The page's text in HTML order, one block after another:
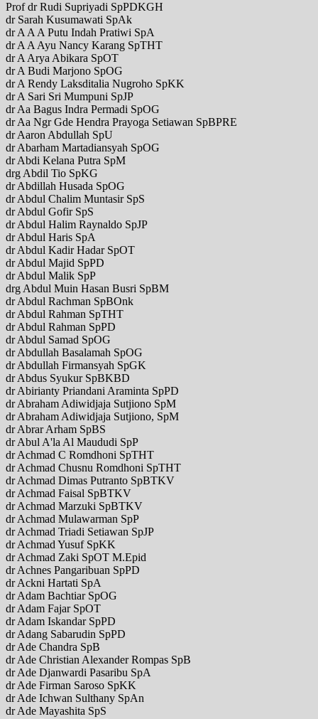
Prof dr Rudi Supriyadi SpPDKGH
dr Sarah Kusumawati SpAk
dr A A A Putu Indah Pratiwi SpA
dr A A Ayu Nancy Karang SpTHT
dr A Arya Abikara SpOT
dr A Budi Marjono SpOG
dr A Rendy Laksditalia Nugroho SpKK
dr A Sari Sri Mumpuni SpJP
dr Aa Bagus Indra Permadi SpOG
dr Aa Ngr Gde Hendra Prayoga Setiawan SpBPRE
dr Aaron Abdullah SpU
dr Abarham Martadiansyah SpOG
dr Abdi Kelana Putra SpM
drg Abdil Tio SpKG
dr Abdillah Husada SpOG
dr Abdul Chalim Muntasir SpS
dr Abdul Gofir SpS
dr Abdul Halim Raynaldo SpJP
dr Abdul Haris SpA
dr Abdul Kadir Hadar SpOT
dr Abdul Majid SpPD
dr Abdul Malik SpP
drg Abdul Muin Hasan Busri SpBM
dr Abdul Rachman SpBOnk
dr Abdul Rahman SpTHT
dr Abdul Rahman SpPD
dr Abdul Samad SpOG
dr Abdullah Basalamah SpOG
dr Abdullah Firmansyah SpGK
dr Abdus Syukur SpBKBD
dr Abirianty Priandani Araminta SpPD
dr Abraham Adiwidjaja Sutjiono SpM
dr Abraham Adiwidjaja Sutjiono, SpM
dr Abrar Arham SpBS
dr Abul A'la Al Maududi SpP
dr Achmad C Romdhoni SpTHT
dr Achmad Chusnu Romdhoni SpTHT
dr Achmad Dimas Putranto SpBTKV
dr Achmad Faisal SpBTKV
dr Achmad Marzuki SpBTKV
dr Achmad Mulawarman SpP
dr Achmad Triadi Setiawan SpJP
dr Achmad Yusuf SpKK
dr Achmad Zaki SpOT M.Epid
dr Achnes Pangaribuan SpPD
dr Ackni Hartati SpA
dr Adam Bachtiar SpOG
dr Adam Fajar SpOT
dr Adam Iskandar SpPD
dr Adang Sabarudin SpPD
dr Ade Chandra SpB
dr Ade Christian Alexander Rompas SpB
dr Ade Djanwardi Pasaribu SpA
dr Ade Firman Saroso SpKK
dr Ade Ichwan Sulthany SpAn
dr Ade Mayashita SpS